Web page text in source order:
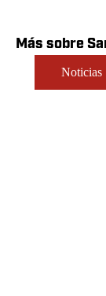
Más sobre
Noticias